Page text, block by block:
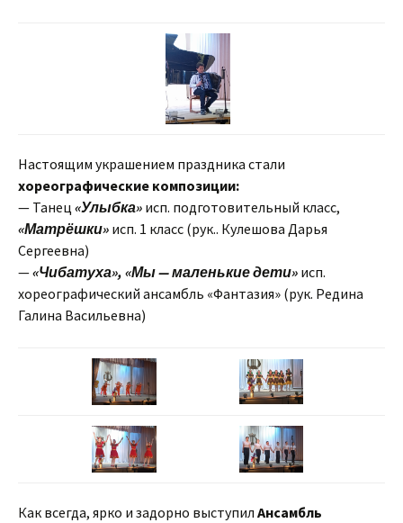
Настоящим украшением праздника стали
хореографические композиции:
— Танец «Улыбка» исп. подготовительный класс,
«Матрёшки» исп. 1 класс (рук.. Кулешова Дарья
Сергеевна)
—«Чибатуха», «Мы — маленькие дети» исп.
хореографический ансамбль «Фантазия» (рук. Редина
Галина Васильевна)
Как всегда, ярко и задорно выступил Ансамбль